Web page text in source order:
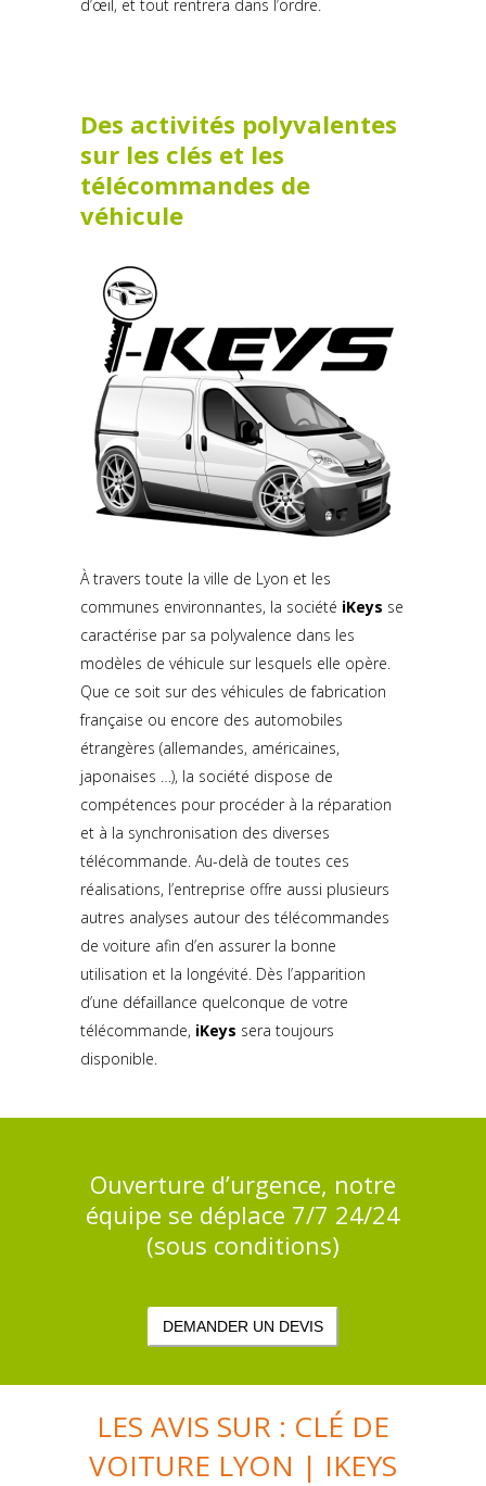
d’œil, et tout rentrera dans l’ordre.
Des activités polyvalentes
sur les clés et les
télécommandes de
véhicule
À travers toute la ville de Lyon et les
communes environnantes, la société iKeys se
caractérise par sa polyvalence dans les
modèles de véhicule sur lesquels elle opère.
Que ce soit sur des véhicules de fabrication
française ou encore des automobiles
étrangères (allemandes, américaines,
japonaises …), la société dispose de
compétences pour procéder à la réparation
et à la synchronisation des diverses
télécommande. Au-delà de toutes ces
réalisations, l’entreprise offre aussi plusieurs
autres analyses autour des télécommandes
de voiture afin d’en assurer la bonne
utilisation et la longévité. Dès l’apparition
d’une défaillance quelconque de votre
télécommande, iKeys sera toujours
disponible.
Ouverture d’urgence, notre
équipe se déplace 7/7 24/24
(sous conditions)
DEMANDER UN DEVIS
LES AVIS SUR : CLÉ DE
VOITURE LYON | IKEYS